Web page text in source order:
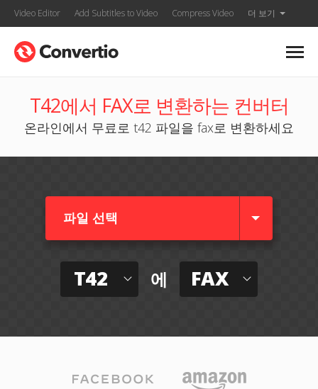
Video Editor Add Subtitles to Video Compress Video 더 보기
T42에서 FAX로 변환하는 컨버터
온라인에서 무료로 t42 파일을 fax로 변환하세요
파일 선택
T42 에 FAX